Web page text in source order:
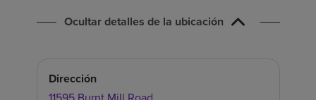
Ocultar detalles de la ubicación
Dirección